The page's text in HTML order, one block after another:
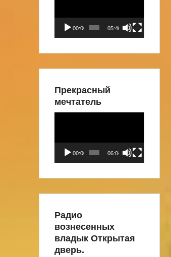
00:00 05:46
Прекрасный
мечтатель
00:00 06:04
Радио
вознесенных
владык Открытая
дверь.